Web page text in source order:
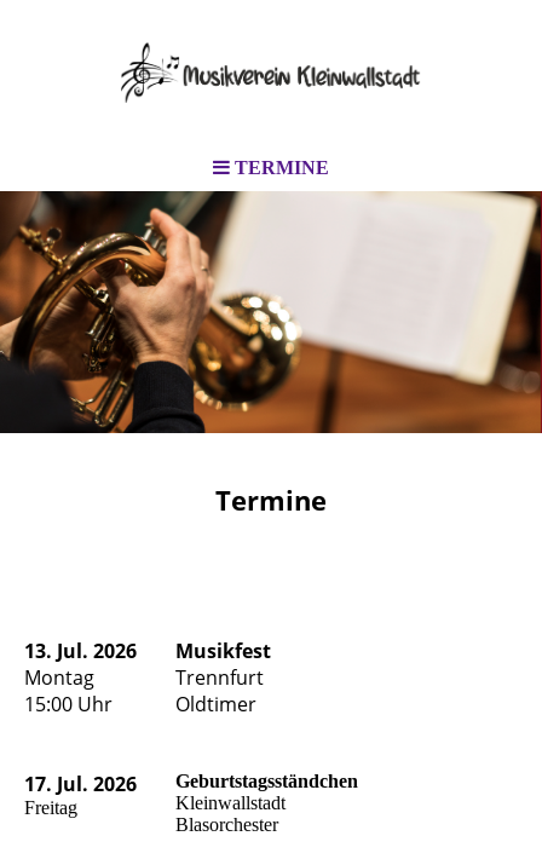
TERMINE
Termine
13. Jul. 2026
Montag
15:00 Uhr
Musikfest
Trennfurt
Oldtimer
17. Jul. 2026
Freitag
Geburtstagsständchen
Kleinwallstadt
Blasorchester